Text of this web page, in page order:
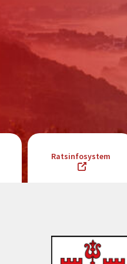
Ratsinfosystem